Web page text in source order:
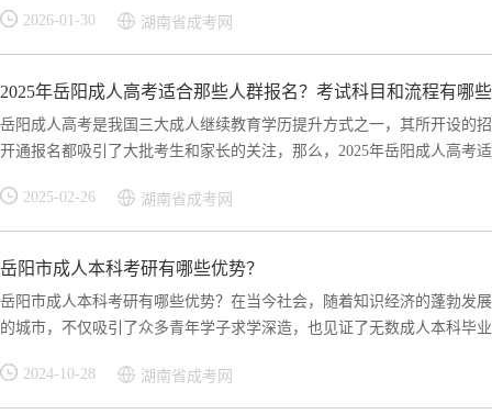
2026-01-30 湖南省成考网
2025年岳阳成人高考适合那些人群报名？考试科目和流程有哪
岳阳成人高考是我国三大成人继续教育学历提升方式之一，其所开设的
开通报名都吸引了大批考生和家长的关注，那么，2025年岳阳成人高考
2025-02-26 湖南省成考网
岳阳市成人本科考研有哪些优势？
岳阳市成人本科考研有哪些优势？在当今社会，随着知识经济的蓬勃发
的城市，不仅吸引了众多青年学子求学深造，也见证了无数成人本科毕
2024-10-28 湖南省成考网